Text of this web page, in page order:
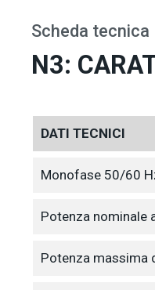
Scheda tecnica
N3:
DATI TECNICI
Monofase 50/60
Potenza nominale
Potenza massima